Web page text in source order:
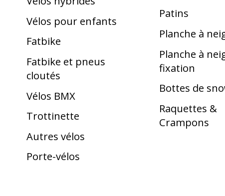
Vélos pour enfants
Fatbike
Fatbike et pneus
cloutés
Vélos BMX
Trottinette
Autres vélos
Porte-vélos
Patins
Planche à
Planche à
fixation
Bottes de
Raquettes &
Crampons